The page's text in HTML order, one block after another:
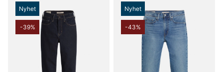
Nyhet
-39%
Nyhet
-43%